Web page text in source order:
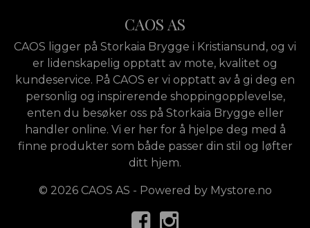
CAOS AS
CAOS ligger på Storkaia Brygge i Kristiansund, og vi
er lidenskapelig opptatt av mote, kvalitet og
kundeservice. På CAOS er vi opptatt av å gi deg en
personlig og inspirerende shoppingopplevelse,
enten du besøker oss på Storkaia Brygge eller
handler online. Vi er her for å hjelpe deg med å
finne produkter som både passer din stil og løfter
ditt hjem.
© 2026 CAOS AS - Powered by Mystore.no